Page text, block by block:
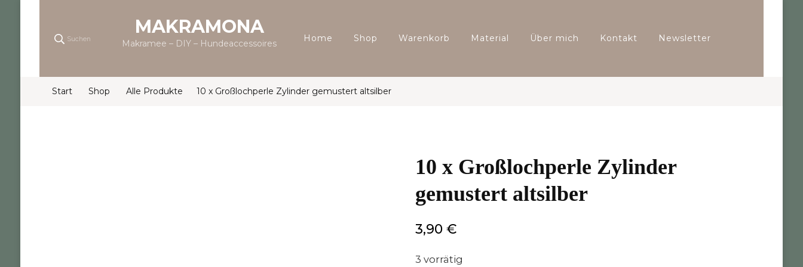
Suchen
MAKRAMONA
Makramee – DIY – Hundeaccessoires Home Shop Warenkorb Material Über mich Kontakt Newsletter
Start Shop Alle Produkte 10 x Großlochperle Zylinder gemustert altsilber
10 x Großlochperle Zylinder
gemustert altsilber
3,90€
3 vorrätig